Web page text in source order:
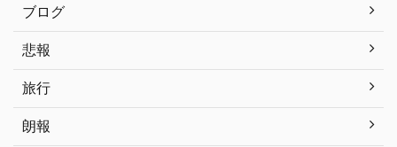
ブログ
悲報
旅行
朗報